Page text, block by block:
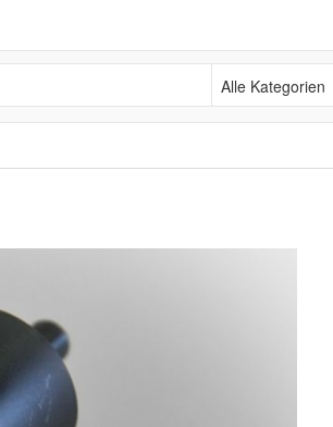
Alle Kategorien